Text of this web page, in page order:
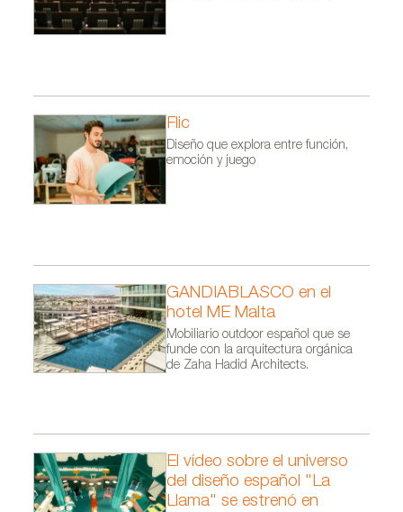
Flic
Diseño que explora entre función,
emoción y juego
GANDIABLASCO en el
hotel ME Malta
Mobiliario outdoor español que se
funde con la arquitectura orgánica
de Zaha Hadid Architects.
El vídeo sobre el universo
del diseño español "La
Llama" se estrenó en